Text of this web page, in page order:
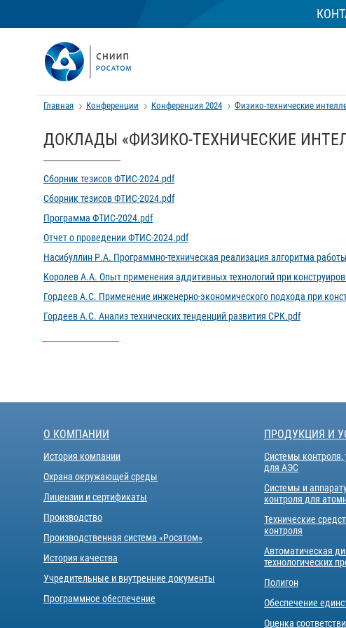
Главная Конференции Конференция 2024 Физико-технические
ДОКЛАДЫ «ФИЗИКО-ТЕХНИЧЕСКИЕ
Сборник тезисов ФТИС-2024.pdf
Сборник тезисов ФТИС-2024.pdf
Программа ФТИС-2024.pdf
Отчет о проведении ФТИС-2024.pdf
Насибуллин Р.А. Программно-техническая реализация алгоритма
Королев А.А. Опыт применения аддитивных технологий при
Гордеев А.С. Применение инженерно-экономического подхода при
Гордеев А.С. Анализ технических тенденций развития СРК.pdf
О КОМПАНИИ
История компании
Охрана окружающей среды
Лицензии и сертификаты
Производство
Производственная система «Росатом»
История качества
Учредительные и внутренние документы
Программное обеспечение
ПРОДУКЦИЯ И
Системы контроля,
для АЭС
Системы и
контроля для
Технические
контроля
Автоматическая
технологических
Полигон
Обеспечение
Оценка